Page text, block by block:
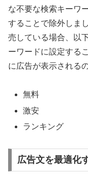
な不要な検索キーワ
することで除外しま
売している場合、以
ーワードに設定する
に広告が表示される
無料
激安
ランキング
広告文を最適化